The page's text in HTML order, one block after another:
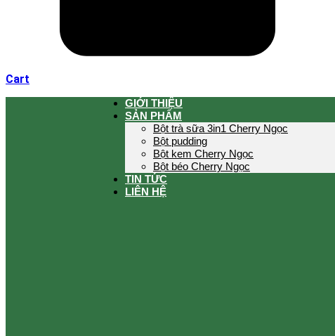
Cart
GIỚI THIỆU
SẢN PHẨM
Bột trà sữa 3in1 Cherry Ngọc
Bột pudding
Bột kem Cherry Ngọc
Bột béo Cherry Ngọc
TIN TỨC
LIÊN HỆ